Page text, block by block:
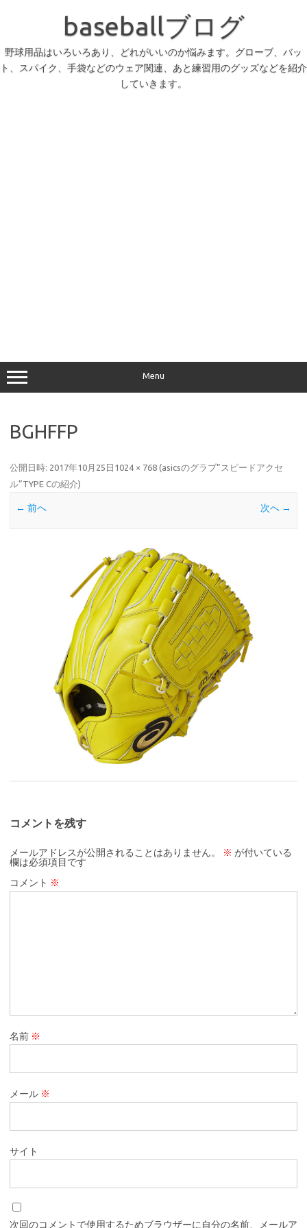
へ
キ
baseballブログ
野球用品はいろいろあり、どれがいいのか悩みます。グローブ、バッ
ト、スパイク、手袋などのウェア関連、あと練習用のグッズなどを紹介
していきます。
Menu
BGHFFP
公開日時: 2017年10月25日 1024 × 768 (asicsのグラブ”スピードアクセ
ル”TYPE Cの紹介)
← 前へ 次へ →
コメントを残す
メールアドレスが公開されることはありません。 ※ が付いている
欄は必須項目です
コメント ※
名前 ※
メール ※
サイト
次回のコメントで使用するためブラウザーに自分の名前、メールア